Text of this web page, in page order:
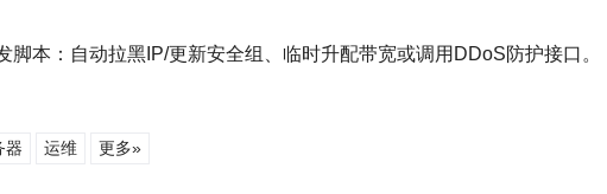
本：自动拉黑IP/更新安全组、临时升配带宽或调用DDoS防护接口。
器 运维 更多»